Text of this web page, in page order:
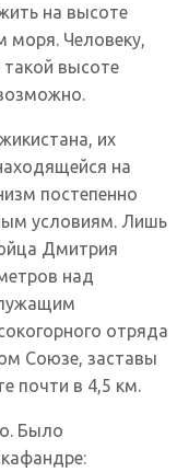
на высоте
моря. Человеку,
высоте
их
на
постепенно
условиям. Лишь
Дмитрия
над
отряда
Союзе, заставы
почти в 4,5 км.
Было